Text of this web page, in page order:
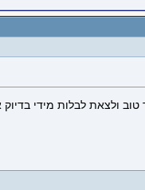
ולצאת לבלות מידי בדיוק